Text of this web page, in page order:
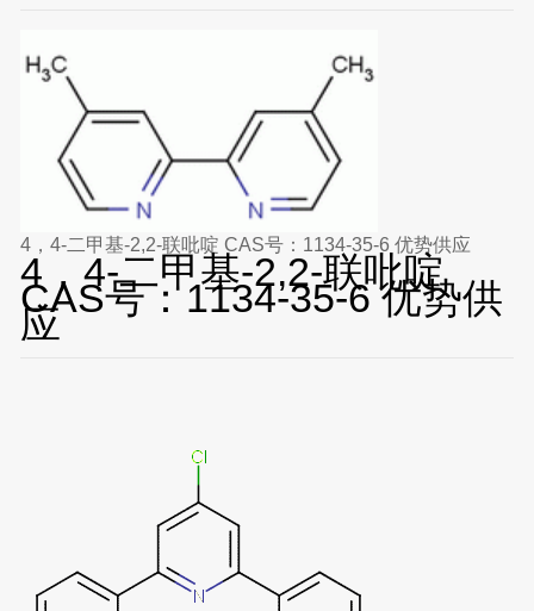
4，4-二甲基-2,2-联吡啶 CAS号：1134-35-6 优势供应
4，4-二甲基-2,2-联吡啶
CAS号：1134-35-6 优势供
应